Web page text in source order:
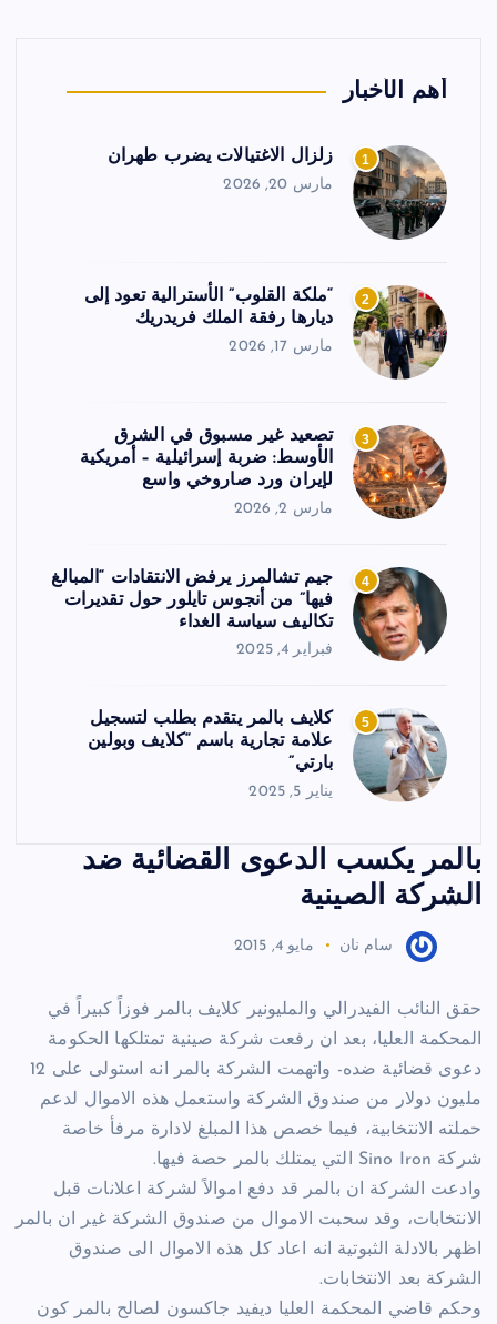
أهم الأخبار
1 زلزال الاغتيالات يضرب طهران
مارس 20, 2026
2
“ملكة القلوب” الأسترالية تعود إلى
ديارها رفقة الملك فريدريك
مارس 17, 2026
3
تصعيد غير مسبوق في الشرق
الأوسط: ضربة إسرائيلية – أمريكية
لإيران ورد صاروخي واسع
مارس 2, 2026
4
جيم تشالمرز يرفض الانتقادات “المبالغ
فيها” من أنجوس تايلور حول تقديرات
تكاليف سياسة الغداء
فبراير 4, 2025
5
كلايف بالمر يتقدم بطلب لتسجيل
علامة تجارية باسم “كلايف وبولين
بارتي”
يناير 5, 2025
بالمر يكسب الدعوى القضائية ضد
الشركة الصينية
سام نان مايو 4, 2015
حقق النائب الفيدرالي والمليونير كلايف بالمر فوزاً كبيراً في
المحكمة العليا، بعد ان رفعت شركة صينية تمتلكها الحكومة
دعوى قضائية ضده- واتهمت الشركة بالمر انه استولى على 12
مليون دولار من صندوق الشركة واستعمل هذه الاموال لدعم
حملته الانتخابية، فيما خصص هذا المبلغ لادارة مرفأ خاصة
شركة Sino Iron التي يمتلك بالمر حصة فيها.
وادعت الشركة ان بالمر قد دفع اموالاً لشركة اعلانات قبل
الانتخابات، وقد سحبت الاموال من صندوق الشركة غير ان بالمر
اظهر بالادلة الثبوتية انه اعاد كل هذه الاموال الى صندوق
الشركة بعد الانتخابات.
وحكم قاضي المحكمة العليا ديفيد جاكسون لصالح بالمر كون